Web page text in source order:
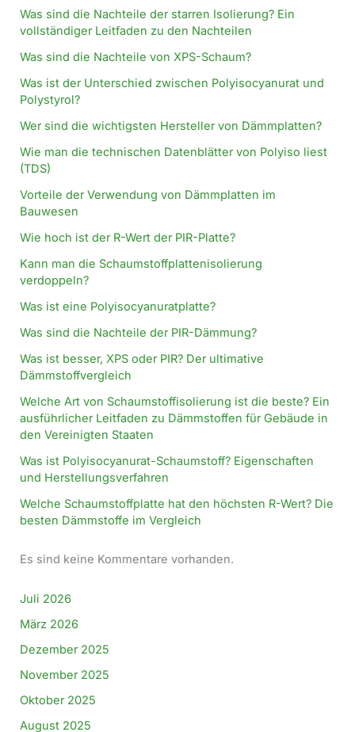
Was sind die Nachteile der starren Isolierung? Ein
vollständiger Leitfaden zu den Nachteilen
Was sind die Nachteile von XPS-Schaum?
Was ist der Unterschied zwischen Polyisocyanurat und
Polystyrol?
Wer sind die wichtigsten Hersteller von Dämmplatten?
Wie man die technischen Datenblätter von Polyiso liest
(TDS)
Vorteile der Verwendung von Dämmplatten im
Bauwesen
Wie hoch ist der R-Wert der PIR-Platte?
Kann man die Schaumstoffplattenisolierung
verdoppeln?
Was ist eine Polyisocyanuratplatte?
Was sind die Nachteile der PIR-Dämmung?
Was ist besser, XPS oder PIR? Der ultimative
Dämmstoffvergleich
Welche Art von Schaumstoffisolierung ist die beste? Ein
ausführlicher Leitfaden zu Dämmstoffen für Gebäude in
den Vereinigten Staaten
Was ist Polyisocyanurat-Schaumstoff? Eigenschaften
und Herstellungsverfahren
Welche Schaumstoffplatte hat den höchsten R-Wert? Die
besten Dämmstoffe im Vergleich
Es sind keine Kommentare vorhanden.
Juli 2026
März 2026
Dezember 2025
November 2025
Oktober 2025
August 2025